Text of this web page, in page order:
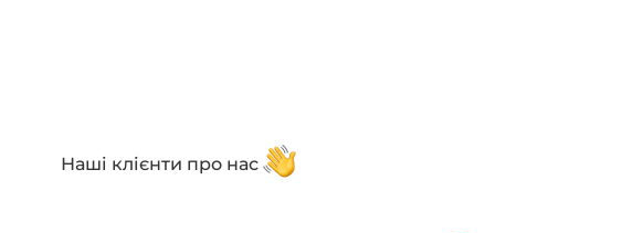
Наші клієнти про нас